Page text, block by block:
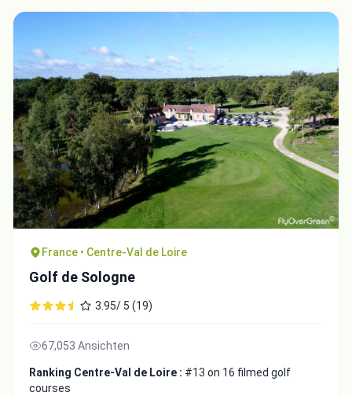
France • Centre-Val de Loire
Golf de Sologne
3.95/ 5 (19)
67,053 Ansichten
Ranking Centre-Val de Loire : #13 on 16 filmed golf
courses